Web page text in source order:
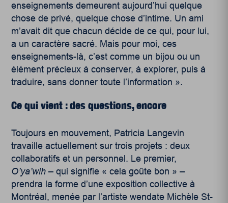
enseignements demeurent aujourd’hui quelque
chose de privé, quelque chose d’intime. Un ami
m’avait dit que chacun décide de ce qui, pour lui,
a un caractère sacré. Mais pour moi, ces
enseignements-là, c’est comme un bijou ou un
élément précieux à conserver, à explorer, puis à
traduire, sans donner toute l’information ».
Ce qui vient : des questions, encore
Toujours en mouvement, Patricia Langevin
travaille actuellement sur trois projets : deux
collaboratifs et un personnel. Le premier,
O’ya’wih – qui signifie « cela goûte bon » –
prendra la forme d’une exposition collective à
Montréal, menée par l’artiste wendate Michèle St-